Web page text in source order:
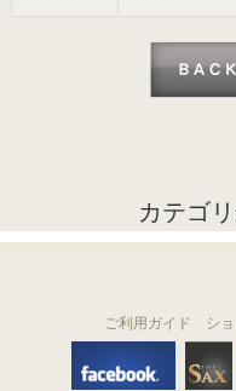
カテゴ
ご利用ガイド シ